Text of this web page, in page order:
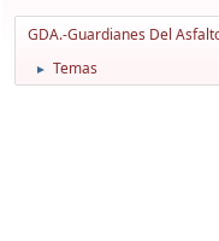
GDA.-Guardianes Del
► Temas